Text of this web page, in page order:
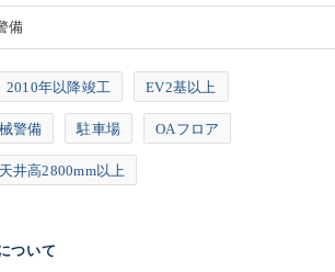
備
2010年以降竣工 EV2基以上
警備 駐車場 OAフロア
天井高2800mm以上
ついて